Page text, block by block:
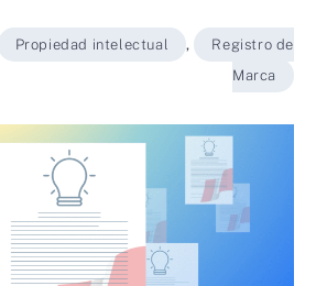
Propiedad intelectual ,
Registro de
Marca